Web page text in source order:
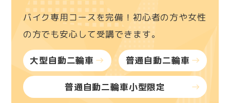
バイク専用コースを完備！初心者の方や女性
の方でも安心して受講できます。
大型自動二輪車 east 普通自動二輪車 east
普通自動二輪車小型限定 east